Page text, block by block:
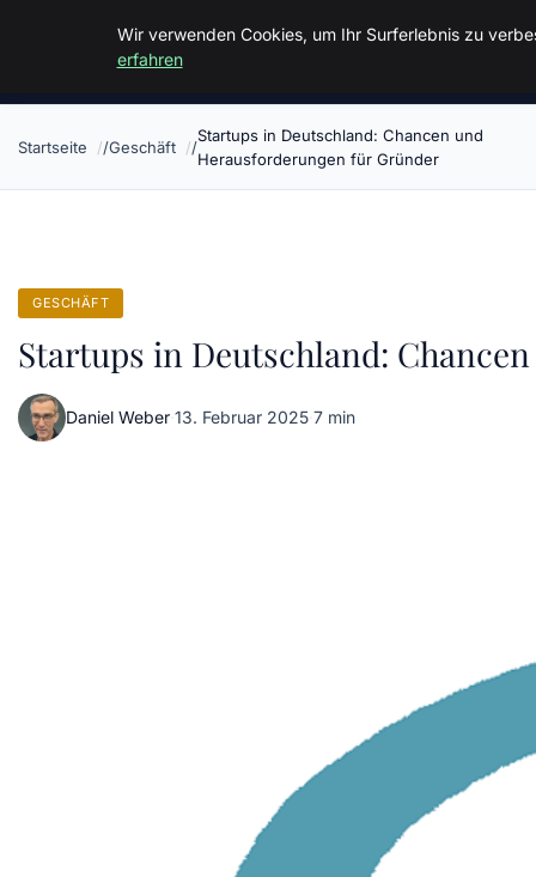
Malzminden
Startseite Geschäft
Startups in Deutschland: Chancen und
Herausforderungen für Gründer
GESCHÄFT
Startups in Deutschland:
Daniel Weber·13. Februar 2025·7 min
Wir verwenden Cookies, um Ihr Surferlebnis zu
erfahren